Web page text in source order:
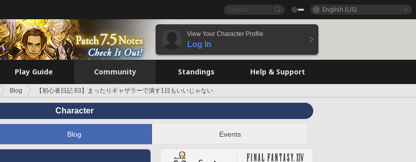
English (US)
View Your Character Profile
Log In
Play Guide Community Standings Help & Support
Blog 【初心者日記 63】まったりギャザラーで潰す1日もいいじゃない
Character
Blog Events